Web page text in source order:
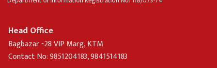
Head Office
Bagbazar -28 VIP Marg, KTM
Contact No: 9851204183, 9841514183